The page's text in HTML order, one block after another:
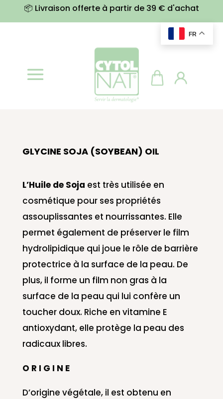
📦 Livraison offerte à partir de 39 € d'achat
GLYCINE SOJA (SOYBEAN) OIL
L’Huile de Soja est très utilisée en
cosmétique pour ses propriétés
assouplissantes et nourrissantes. Elle
permet également de préserver le film
hydrolipidique qui joue le rôle de barrière
protectrice à la surface de la peau. De
plus, il forme un film non gras à la
surface de la peau qui lui confère un
toucher doux. Riche en vitamine E
antioxydant, elle protège la peau des
radicaux libres.
O R I G I N E
D’origine végétale, il est obtenu en
FR